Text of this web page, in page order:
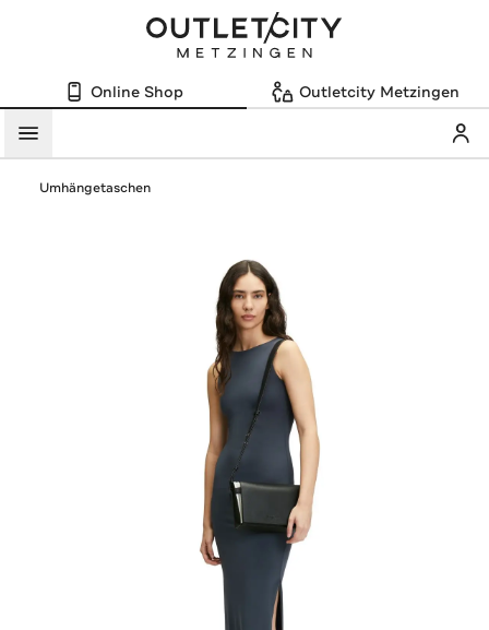
Online Shop Outletcity Metzingen
Menü
Umhängetaschen